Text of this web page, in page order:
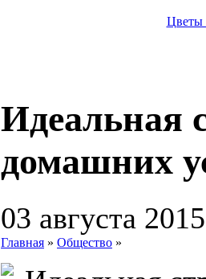
Цветы
Идеальная
домашних
03 августа 2015
Главная » Общество »